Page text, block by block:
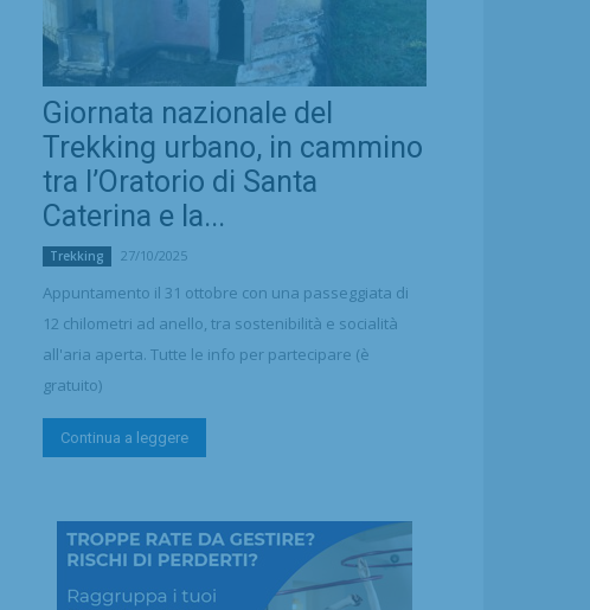
Giornata nazionale del
Trekking urbano, in cammino
tra l’Oratorio di Santa
Caterina e la...
Trekking 27/10/2025
Appuntamento il 31 ottobre con una passeggiata di
12 chilometri ad anello, tra sostenibilità e socialità
all'aria aperta. Tutte le info per partecipare (è
gratuito)
Continua a leggere